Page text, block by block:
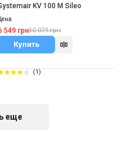
KV 100 M Sileo
Цена
549 грн10 074 грн
Купить
(1)
еще